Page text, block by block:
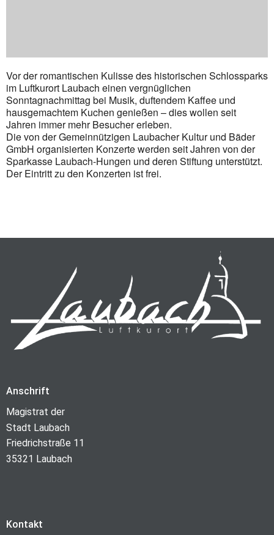
Vor der romantischen Kulisse des historischen Schlossparks
im Luftkurort Laubach einen vergnüglichen
Sonntagnachmittag bei Musik, duftendem Kaffee und
hausgemachtem Kuchen genießen – dies wollen seit
Jahren immer mehr Besucher erleben.
Die von der Gemeinnützigen Laubacher Kultur und Bäder
GmbH organisierten Konzerte werden seit Jahren von der
Sparkasse Laubach-Hungen und deren Stiftung unterstützt.
Der Eintritt zu den Konzerten ist frei.
Anschrift
Magistrat der
Stadt Laubach
Friedrichstraße 11
35321 Laubach
Kontakt